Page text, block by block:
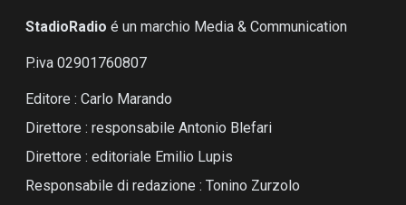
StadioRadio é un marchio Media & Communication
P.iva 02901760807
Editore : Carlo Marando
Direttore : responsabile Antonio Blefari
Direttore : editoriale Emilio Lupis
Responsabile di redazione : Tonino Zurzolo